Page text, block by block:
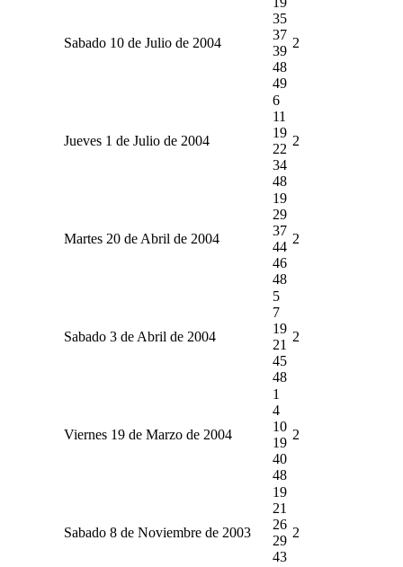
Sabado 10 de Julio de 2004
35
37
39
48
49
2
Jueves 1 de Julio de 2004
6
11
19
22
34
48
2
Martes 20 de Abril de 2004
19
29
37
44
46
48
2
Sabado 3 de Abril de 2004
5
7
19
21
45
48
2
Viernes 19 de Marzo de 2004
1
4
10
19
40
48
2
Sabado 8 de Noviembre de 2003
19
21
26
29
43
2